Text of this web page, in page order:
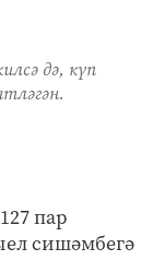
дә, күп
пар
сишәмбегә